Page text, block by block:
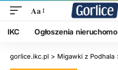
Aa
IKC Ogłoszenia
gorlice.ikc.pl > Migawki z Podhala